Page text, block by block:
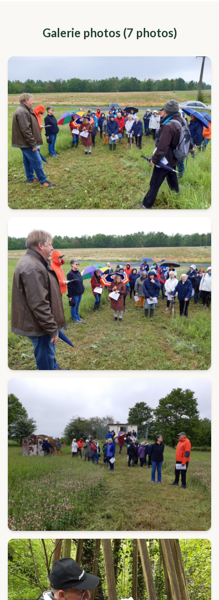
Galerie photos (7 photos)